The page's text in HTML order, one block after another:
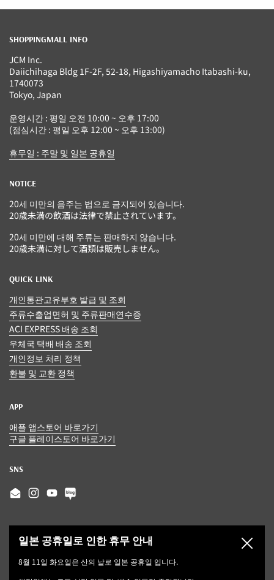
SHOPPINGMALL INFO
JCM Inc.
Daiichihaga Bldg 1F-2F, 52-18, Higashiyamacho Itabashi-ku,
1740073
Tokyo, Japan
운영시간 : 평일 오전 10:00 ~ 오후 17:00
(점심시간 : 평일 오후 12:00 ~ 오후 13:00)
휴무일 : 주말 및 일본 공휴일
NOTICE
20세 미만의 음주는 법으로 금지되어 있습니다.
20歳未満の飲酒は法律で禁止されています。
20세 미만에 대해 주류는 판매하지 않습니다.
20歳未満に対して酒類は販売しません。
QUICK LINK
개인통관고유부호 발급 및 조회
주류수출업면허 및 주류판매연수증
ACI EXPRESS 배송 조회
우체국 택배 배송 조회
개인정보 처리 정책
환불 및 교환 정책
APP
애플 앱스토어 바로가기
구글 플레이스토어 바로가기
SNS
EmailInstagram
YouTube
일본 공휴일로 인한 휴무 안내
8월 11일 화요일은 산의 날로 일본 공휴일 입니다.
닫기